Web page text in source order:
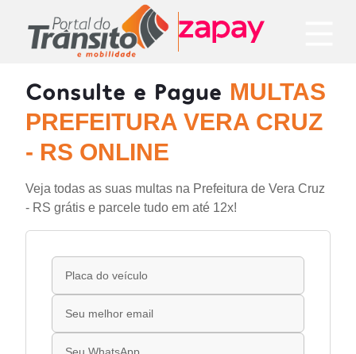
Consulte e Pague MULTAS
PREFEITURA VERA CRUZ
- RS ONLINE
Veja todas as suas multas na Prefeitura de Vera Cruz
- RS grátis e parcele tudo em até 12x!